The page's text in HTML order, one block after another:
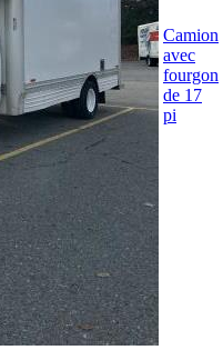
Camion
avec
fourgon
de 17
pi